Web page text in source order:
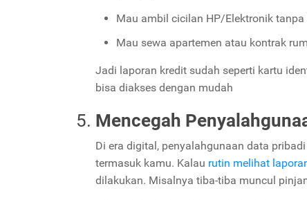
Mau ambil cicilan HP/Elektronik
Mau sewa apartemen atau kontrak
Jadi laporan kredit sudah seperti kartu
bisa diakses dengan mudah
Mencegah
Di era digital, penyalahgunaan data
termasuk kamu. Kalau rutin melihat
dilakukan. Misalnya tiba-tiba muncul